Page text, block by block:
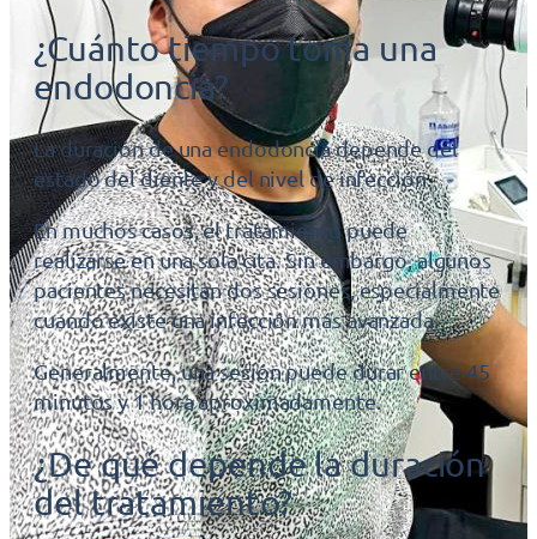
¿Cuánto tiempo toma una
endodoncia?
La duración de una endodoncia depende del
estado del diente y del nivel de infección.
En muchos casos, el tratamiento puede
realizarse en una sola cita. Sin embargo, algunos
pacientes necesitan dos sesiones, especialmente
cuando existe una infección más avanzada.
Generalmente, una sesión puede durar entre 45
minutos y 1 hora aproximadamente.
¿De qué depende la duración
del tratamiento?